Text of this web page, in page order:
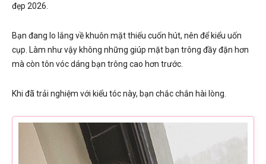
đẹp 2026.
Bạn đang lo lắng về khuôn mặt thiếu cuốn hút, nên để kiểu uốn
cụp. Làm như vậy không những giúp mặt bạn trông đầy đặn hơn
mà còn tôn vóc dáng bạn trông cao hơn trước.
Khi đã trải nghiệm với kiểu tóc này, bạn chắc chắn hài lòng.